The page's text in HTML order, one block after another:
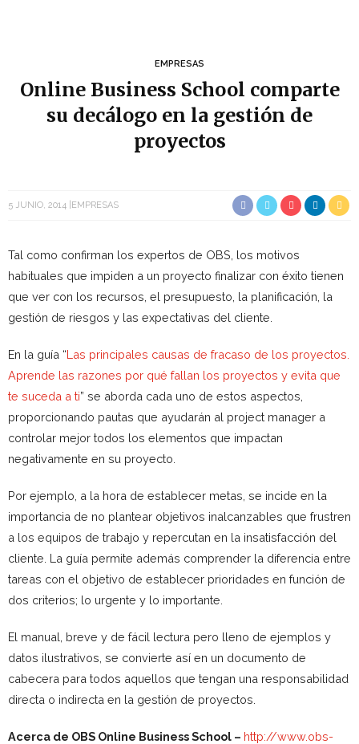
EMPRESAS
Online Business School comparte
su decálogo en la gestión de
proyectos
5 JUNIO, 2014 EMPRESAS
Tal como confirman los expertos de OBS, los motivos
habituales que impiden a un proyecto finalizar con éxito tienen
que ver con los recursos, el presupuesto, la planificación, la
gestión de riesgos y las expectativas del cliente.
En la guía “Las principales causas de fracaso de los proyectos.
Aprende las razones por qué fallan los proyectos y evita que
te suceda a ti” se aborda cada uno de estos aspectos,
proporcionando pautas que ayudarán al project manager a
controlar mejor todos los elementos que impactan
negativamente en su proyecto.
Por ejemplo, a la hora de establecer metas, se incide en la
importancia de no plantear objetivos inalcanzables que frustren
a los equipos de trabajo y repercutan en la insatisfacción del
cliente. La guía permite además comprender la diferencia entre
tareas con el objetivo de establecer prioridades en función de
dos criterios; lo urgente y lo importante.
El manual, breve y de fácil lectura pero lleno de ejemplos y
datos ilustrativos, se convierte así en un documento de
cabecera para todos aquellos que tengan una responsabilidad
directa o indirecta en la gestión de proyectos.
Acerca de OBS Online Business School – http://www.obs-